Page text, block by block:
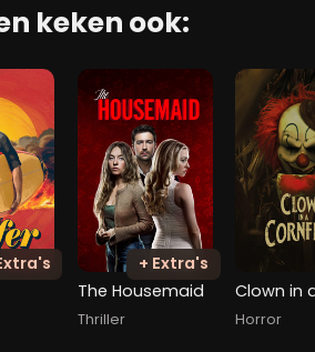
keken ook:
+ Extra's
The Housemaid
Thriller Horror